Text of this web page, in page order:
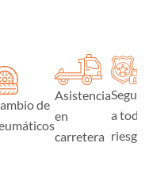
de
Asistencia
en
carretera
Seguro
a todo
riesgo